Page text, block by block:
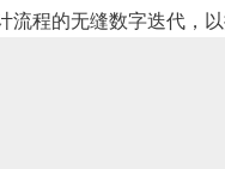
程的无缝数字迭代，以